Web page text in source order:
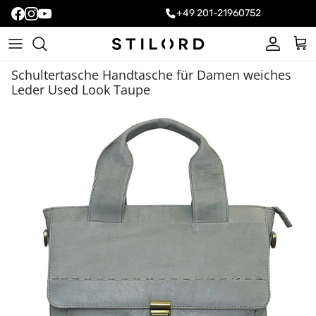
+49 201-21960752
Konto
Schultertasche Handtasche für Damen weiches
Leder Used Look Taupe